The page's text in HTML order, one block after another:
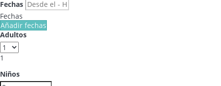
Fechas
Fechas
Añadir fechas
Adultos
1
Niños